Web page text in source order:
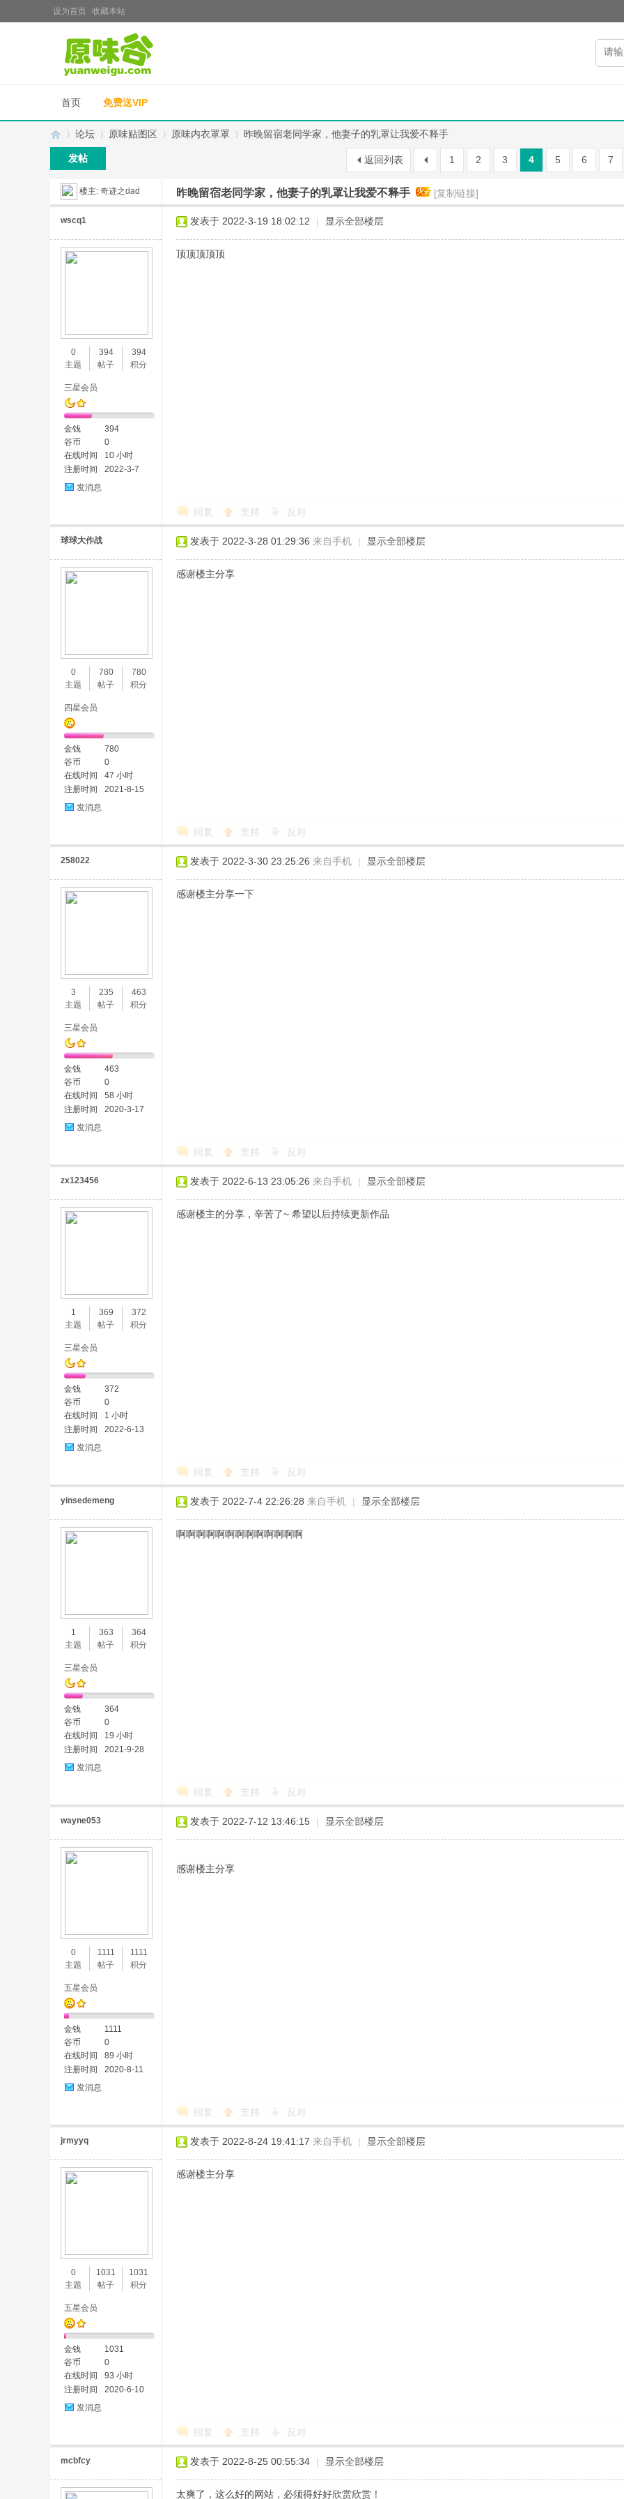
设为首页 收藏本站
首页 免费送VIP
»
论坛
›
原味贴图区 原味内衣罩罩
›
昨晚留宿老同学家，他妻子的乳罩让我爱不释手
1 2 3 4 5 6 7
返回列表
发帖
楼主: 奇迹之dad 昨晚留宿老同学家，他妻子的乳罩让我爱不释手 [复制链接]
wscq1
0
主题
394
帖子
394
积分
三星会员
金钱
394
谷币
0
在线时间
10 小时
注册时间
2022-3-7
发消息
发表于 2022-3-19 18:02:12 | 显示全部楼层
顶顶顶顶顶
回复 支持 反对
球球大作战
0
主题
780
帖子
780
积分
四星会员
金钱
780
谷币
0
在线时间
47 小时
注册时间
2021-8-15
发消息
发表于 2022-3-28 01:29:36 来自手机 | 显示全部楼层
感谢楼主分享
回复 支持 反对
258022
3
主题
235
帖子
463
积分
三星会员
金钱
463
谷币
0
在线时间
58 小时
注册时间
2020-3-17
发消息
发表于 2022-3-30 23:25:26 来自手机 | 显示全部楼层
感谢楼主分享一下
回复 支持 反对
zx123456
1
主题
369
帖子
372
积分
三星会员
金钱
372
谷币
0
在线时间
1 小时
注册时间
2022-6-13
发消息
发表于 2022-6-13 23:05:26 来自手机 | 显示全部楼层
感谢楼主的分享，辛苦了~ 希望以后持续更新作品
回复 支持 反对
yinsedemeng
1
主题
363
帖子
364
积分
三星会员
金钱
364
谷币
0
在线时间
19 小时
注册时间
2021-9-28
发消息
发表于 2022-7-4 22:26:28 来自手机 | 显示全部楼层
啊啊啊啊啊啊啊啊啊啊啊啊啊
回复 支持 反对
wayne053
0
主题
1111
帖子
1111
积分
五星会员
金钱
1111
谷币
0
在线时间
89 小时
注册时间
2020-8-11
发消息
发表于 2022-7-12 13:46:15 | 显示全部楼层
感谢楼主分享
回复 支持 反对
jrmyyq
0
主题
1031
帖子
1031
积分
五星会员
金钱
1031
谷币
0
在线时间
93 小时
注册时间
2020-6-10
发消息
发表于 2022-8-24 19:41:17 来自手机 | 显示全部楼层
感谢楼主分享
回复 支持 反对
mcbfcy 发表于 2022-8-25 00:55:34 | 显示全部楼层
太爽了，这么好的网站，必须得好好欣赏欣赏！